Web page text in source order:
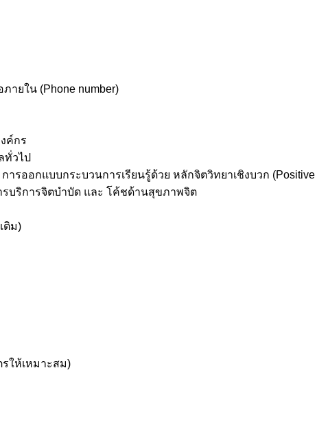
ายใน (Phone number)
ค์กร
ทั่วไป
การออกแบบกระบวนการเรียนรู้ด้วย หลักจิตวิทยาเชิงบวก
Psychotherapy & Mental Health Coach - การบริการจิตบำบัด และ โค้ชด้านสุขภาพจิต
ติม)
ให้เหมาะสม)